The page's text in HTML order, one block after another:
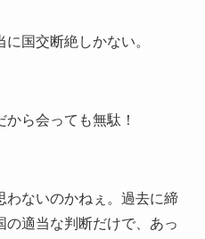
国交断絶しかない。
ら会っても無駄！
わないのかねぇ。過去に締
適当な判断だけで、あっ